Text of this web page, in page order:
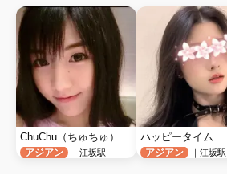
ChuChu（ちゅちゅ）
アジアン ｜江坂駅
ハッピータイム
アジアン ｜江坂駅